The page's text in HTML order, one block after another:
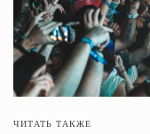
ЧИТАТЬ ТАКЖЕ